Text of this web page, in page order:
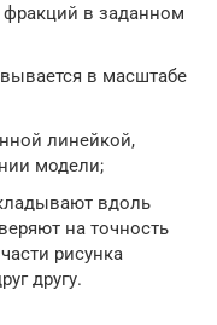
в заданном
в масштабе
линейкой,
модели;
вдоль
на точность
рисунка
другу.